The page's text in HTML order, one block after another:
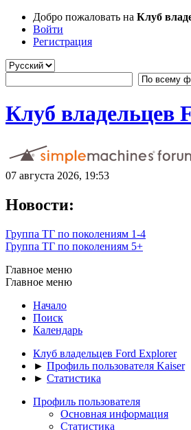
Добро пожаловать на Клуб
Войти
Регистрация
Клуб владельцев
07 августа 2026, 19:53
Новости:
Группа ТГ по поколениям 1-4
Группа ТГ по поколениям 5+
Главное меню
Главное меню
Начало
Поиск
Календарь
Клуб владельцев Ford Explorer
► Профиль пользователя Kaiser
► Статистика
Профиль пользователя
Основная информация
Статистика